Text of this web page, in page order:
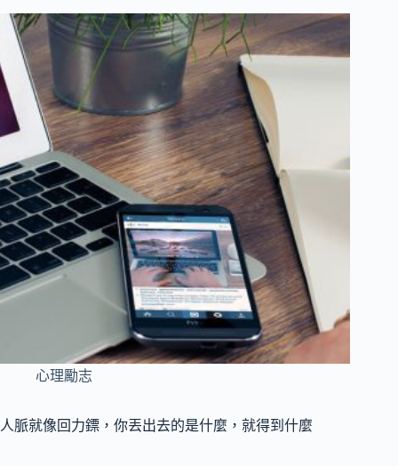
心理勵志
人脈就像回力鏢，你丟出去的是什麼，就得到什麼